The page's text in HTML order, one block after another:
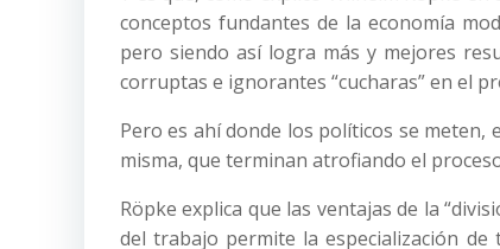
conceptos fundantes de la economía
pero siendo así logra más y mejores
corruptas e ignorantes “cucharas” en el
Pero es ahí donde los políticos se
misma, que terminan atrofiando el
Röpke explica que las ventajas de la
del trabajo permite la especialización